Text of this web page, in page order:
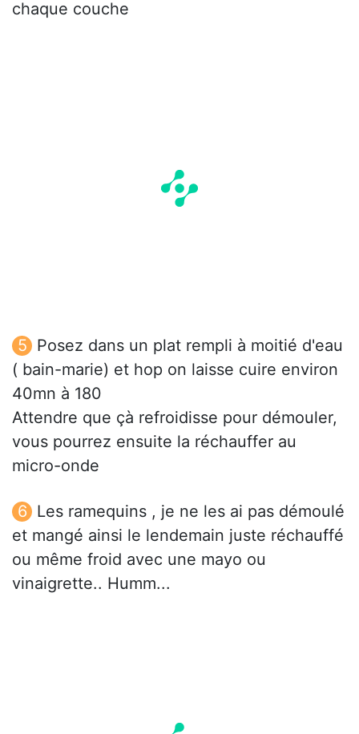
chaque couche
Posez dans un plat rempli à moitié d'eau
( bain-marie) et hop on laisse cuire environ
40mn à 180
Attendre que çà refroidisse pour démouler,
vous pourrez ensuite la réchauffer au
micro-onde
Les ramequins , je ne les ai pas démoulé
et mangé ainsi le lendemain juste réchauffé
ou même froid avec une mayo ou
vinaigrette.. Humm...